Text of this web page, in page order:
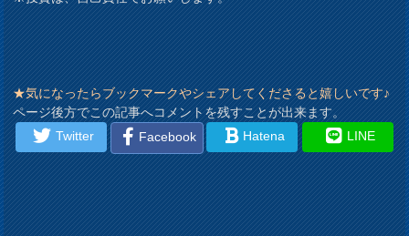
★気になったらブックマークやシェアしてくださると嬉しいです♪
ページ後方でこの記事へコメントを残すことが出来ます。
Twitter
Facebook Hatena LINE